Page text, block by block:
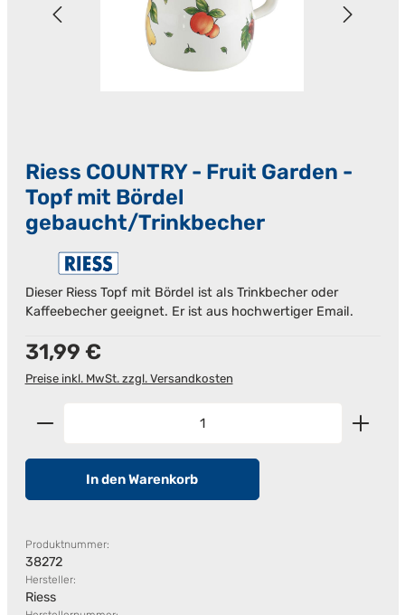
Riess COUNTRY - Fruit Garden -
Topf mit Bördel
gebaucht/Trinkbecher
Dieser Riess Topf mit Bördel ist als Trinkbecher oder
Kaffeebecher geeignet. Er ist aus hochwertiger Email.
Regulärer Preis:
31,99 €
Preise inkl. MwSt. zzgl. Versandkosten
Produkt Anzahl: Gib den gewünschten Wert ein
In den Warenkorb
Produktnummer:
38272
Hersteller:
Riess